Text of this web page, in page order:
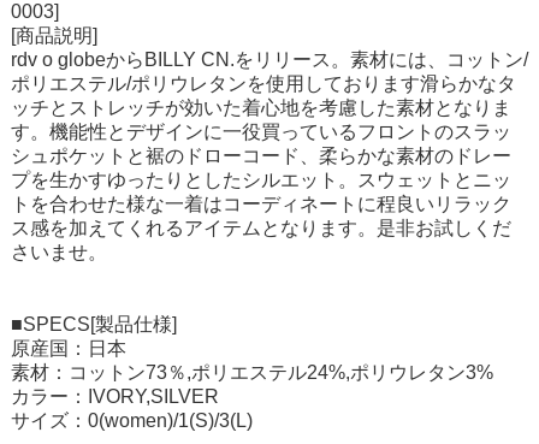
0003]
[商品説明]
rdv o globeからBILLY CN.をリリース。素材には、コットン/
ポリエステル/ポリウレタンを使用しております滑らかなタ
ッチとストレッチが効いた着心地を考慮した素材となりま
す。機能性とデザインに一役買っているフロントのスラッ
シュポケットと裾のドローコード、柔らかな素材のドレー
プを生かすゆったりとしたシルエット。スウェットとニッ
トを合わせた様な一着はコーディネートに程良いリラック
ス感を加えてくれるアイテムとなります。是非お試しくだ
さいませ。
■SPECS[製品仕様]
原産国：日本
素材：コットン73％,ポリエステル24%,ポリウレタン3%
カラー：IVORY,SILVER
サイズ：0(women)/1(S)/3(L)